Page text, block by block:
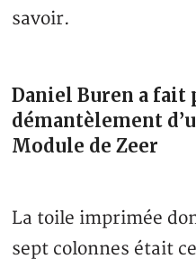
savoir.
Daniel Buren a fait
démantèlement
Module de Zeer
La toile imprimée
sept colonnes était